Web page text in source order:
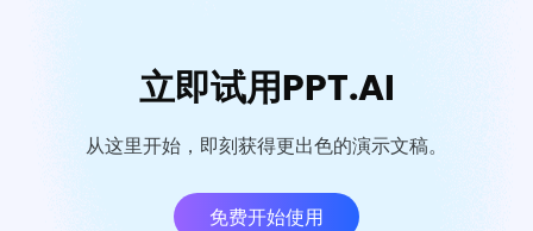
立即试用PPT.AI
从这里开始，即刻获得更出色的演示文稿。
免费开始使用